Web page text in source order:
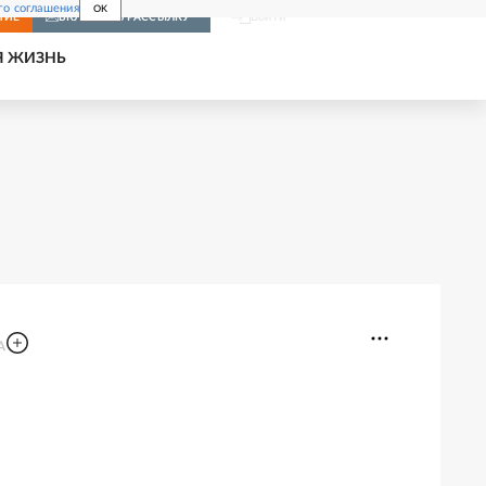
соглашения OK
ВКЛЮЧИТЬ РАССЫЛКУ
ЖИЗНЬ